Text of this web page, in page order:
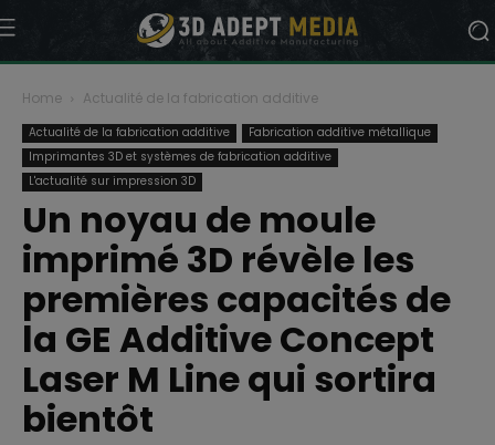
Home Actualité de la fabrication additive
Actualité de la fabrication additive
Fabrication additive métallique
Imprimantes 3D et systèmes de fabrication additive
L'actualité sur impression 3D
Un noyau de moule
imprimé 3D révèle les
premières capacités de
la GE Additive Concept
Laser M Line qui sortira
bientôt